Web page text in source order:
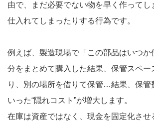
由で、まだ必要でない物を早く作ってし
仕入れてしまったりする行為です。
例えば、製造現場で「この部品はいつか
分をまとめて購入した結果、保管スペー
り、別の場所を借りて保管…結果、保管
いった“隠れコスト”が増大します。
在庫は資産ではなく、現金を固定化させ